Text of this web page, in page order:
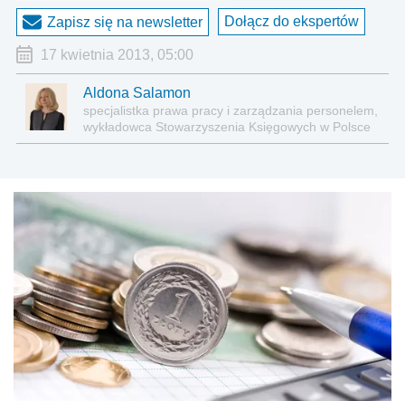
Zapisz się na newsletter Dołącz do ekspertów
17 kwietnia 2013, 05:00
Aldona Salamon
specjalistka prawa pracy i zarządzania personelem,
wykładowca Stowarzyszenia Księgowych w Polsce